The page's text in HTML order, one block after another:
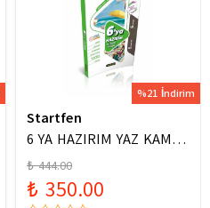
%21 İndirim
Startfen
6 YA HAZIRIM YAZ KAMPI
FÖYLERİ
₺ 444.00
₺ 350.00